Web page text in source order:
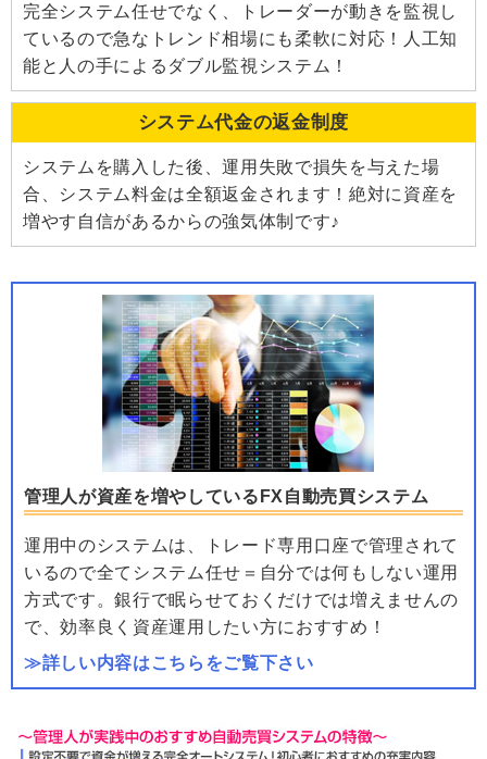
完全システム任せでなく、トレーダーが動きを監視し
ているので急なトレンド相場にも柔軟に対応！人工知
能と人の手によるダブル監視システム！
システム代金の返金制度
システムを購入した後、運用失敗で損失を与えた場
合、システム料金は全額返金されます！絶対に資産を
増やす自信があるからの強気体制です♪
管理人が資産を増やしているFX自動売買システム
運用中のシステムは、トレード専用口座で管理されて
いるので全てシステム任せ＝自分では何もしない運用
方式です。銀行で眠らせておくだけでは増えませんの
で、効率良く資産運用したい方におすすめ！
≫詳しい内容はこちらをご覧下さい